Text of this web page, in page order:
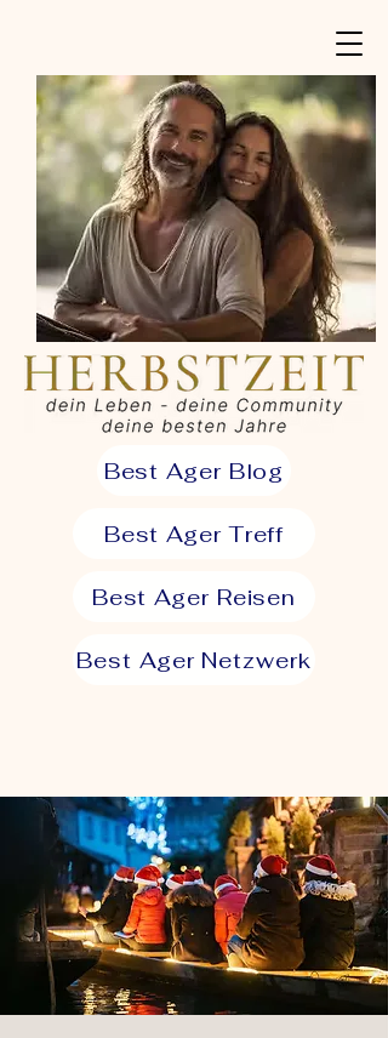
Best Ager Blog
Best Ager Treff
Best Ager Reisen
Best Ager Netzwerk